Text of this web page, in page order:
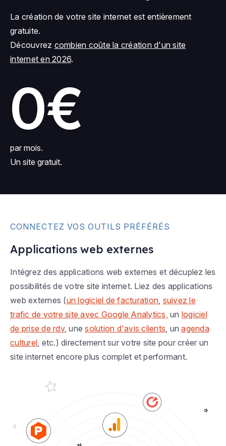
La création de votre site internet est entièrement
gratuite.
Découvrez combien coûte la création d'un site
internet en 2026.
0€
par mois.
Un site gratuit.
CONNECTEZ VOS OUTILS PRÉFÉRÉS
Applications web externes
Intégrez des applications web externes et décuplez les
possibilités de votre site internet. Liez des applications
web externes (un logiciel de facturation, suivez le
trafic de votre site avec Google Analytics, un logiciel
de prise de rdv, unesolution d'avis clients, unagenda
culturel, etc.) directement sur votre site pour créer un
site internet encore plus complet et performant.